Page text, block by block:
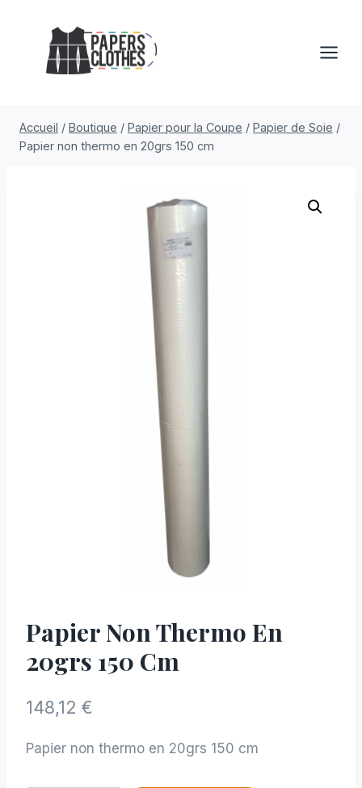
contenu
Accueil / Boutique / Papier pour la Coupe / Papier de Soie /
Papier non thermo en 20grs 150 cm
Papier Non Thermo En
20grs 150 Cm
148,12 €
Papier non thermo en 20grs 150 cm